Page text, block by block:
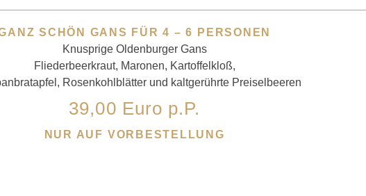
SCHÖN GANS FÜR 4 – 6 PERSONEN
Knusprige Oldenburger Gans
Fliederbeerkraut, Maronen, Kartoffelkloß,
Rosenkohlblätter und kaltgerührte Preiselbeeren
39,00 Euro p.P.
NUR AUF VORBESTELLUNG